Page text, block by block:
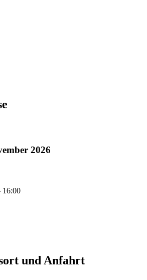
2026
16:00
und Anfahrt